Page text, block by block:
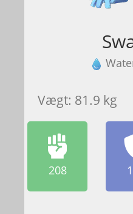
Vægt: 81.9 kg
208